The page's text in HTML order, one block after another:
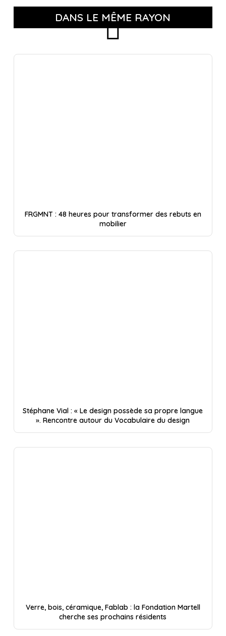
DANS LE MÊME RAYON
FRGMNT : 48 heures pour transformer des rebuts en
mobilier
Stéphane Vial : « Le design possède sa propre langue
». Rencontre autour du Vocabulaire du design
Verre, bois, céramique, Fablab : la Fondation Martell
cherche ses prochains résidents